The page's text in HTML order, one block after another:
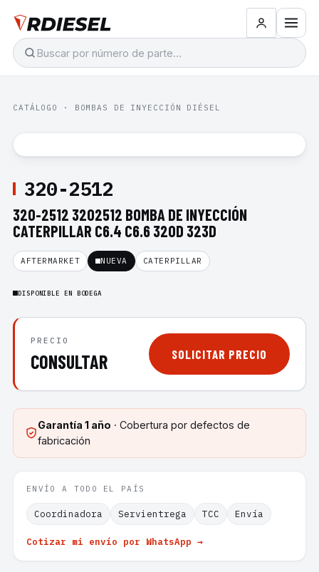
CATÁLOGO · BOMBAS DE INYECCIÓN DIÉSEL
320-2512
320-2512 3202512 BOMBA DE INYECCIÓN
CATERPILLAR C6.4 C6.6 320D 323D
AFTERMARKET NUEVA CATERPILLAR
DISPONIBLE EN BODEGA
PRECIO
CONSULTAR SOLICITAR PRECIO
Garantía 1 año · Cobertura por defectos de
fabricación
ENVÍO A TODO EL PAÍS
Coordinadora Servientrega TCC Envía
Cotizar mi envío por WhatsApp →